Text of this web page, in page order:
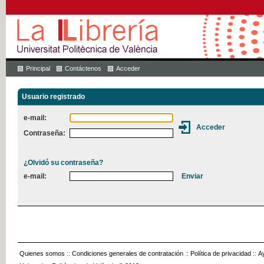
Principal Contáctenos Acceder
Usuario registrado
e-mail:
Contraseña:
¿Olvidó su contraseña?
e-mail:
Quienes somos :: Condiciones generales de contratación :: Política de privacidad ::